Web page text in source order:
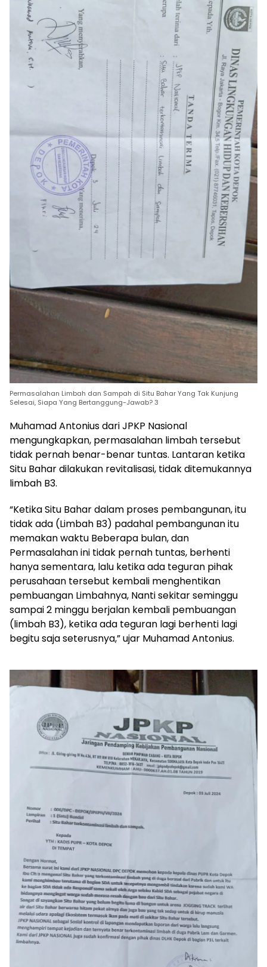
Permasalahan Limbah dan Sampah di Situ Bahar Yang Tak Kunjung
Selesai, Siapa Yang Bertanggung-Jawab? 3
Muhamad Antonius dari JPKP Nasional
mengungkapkan, permasalahan limbah tersebut
tidak pernah benar-benar tuntas. Lantaran ketika
Situ Bahar dilakukan revitalisasi, tidak ditemukannya
limbah B3.
“Ketika Situ Bahar dalam proses pembangunan, itu
tidak ada (Limbah B3) padahal pembangunan itu
memakan waktu Beberapa bulan, dan
Permasalahan ini tidak pernah tuntas, berhenti
hanya sementara, lalu ketika ada teguran pihak
perusahaan tersebut kembali menghentikan
pembuangan Limbahnya, Nanti sekitar seminggu
sampai 2 minggu berjalan kembali pembuangan
(limbah B3), ketika ada teguran lagi berhenti lagi
begitu saja seterusnya,” ujar Muhamad Antonius.